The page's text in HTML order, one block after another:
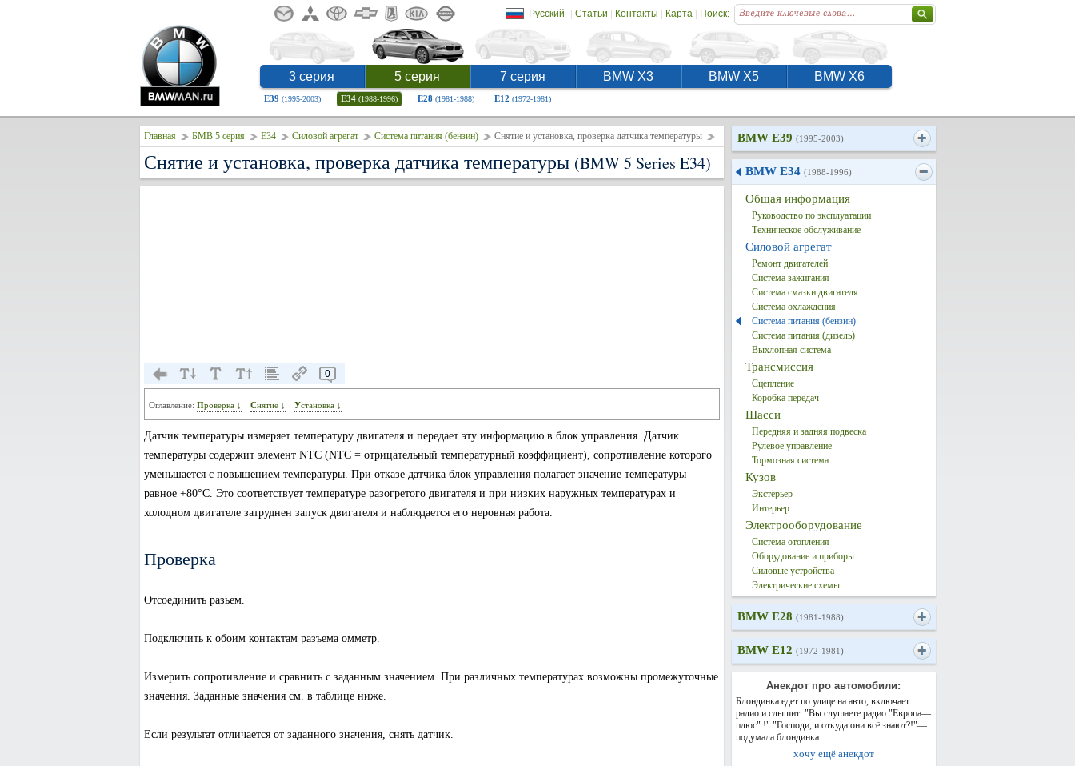
Русский | Статьи | Контакты | Карта| Поиск:
3 серия 5 серия 7 серия BMW X3 BMW X5 BMW X6
E39 (1995-2003) E34 (1988-1996) E28 (1981-1988) E12 (1972-1981)
Главная БМВ 5 серия E34 Силовой агрегат Система питания (бензин) Снятие и установка, проверка датчика температуры
Снятие и установка, проверка датчика температуры (BMW 5 Series E34)
0
Оглавление: Проверка ↓ Снятие ↓ Установка ↓
Датчик температуры измеряет температуру двигателя и передает эту информацию в блок управления. Датчик
температуры содержит элемент NTC (NTC = отрицательный температурный коэффициент), сопротивление которого
уменьшается с повышением температуры. При отказе датчика блок управления полагает значение температуры
равное +80°C. Это соответствует температуре разогретого двигателя и при низких наружных температурах и
холодном двигателе затруднен запуск двигателя и наблюдается его неровная работа.
Проверка
Отсоединить разьем.
Подключить к обоим контактам разъема омметр.
Измерить сопротивление и сравнить с заданным значением. При различных температурах возможны промежуточные
значения. Заданные значения см. в таблице ниже.
Если результат отличается от заданного значения, снять датчик.
BMW E39 (1995-2003)
BMW E34 (1988-1996)
Общая информация
Руководство по эксплуатации
Техническое обслуживание
Силовой агрегат
Ремонт двигателей
Система зажигания
Система смазки двигателя
Система охлаждения
Система питания (бензин)
Система питания (дизель)
Выхлопная система
Трансмиссия
Сцепление
Коробка передач
Шасси
Передняя и задняя подвеска
Рулевое управление
Тормозная система
Кузов
Экстерьер
Интерьер
Электрооборудование
Система отопления
Оборудование и приборы
Силовые устройства
Электрические схемы
BMW E28 (1981-1988)
BMW E12 (1972-1981)
Анекдот про автомобили:
Блондинка едет по улице на авто, включает
радио и слышит: "Вы слушаете радио "Европа—
плюс" !" "Господи, и откуда они всё знают?!"—
подумала блондинка..
хочу ещё анекдот